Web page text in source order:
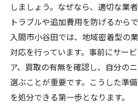
しましょう。なぜなら、適切な業
トラブルや追加費用を防げるから
入間市小谷田では、地域密着型の
対応を行っています。事前にサー
ア、買取の有無を確認し、自分の
選ぶことが重要です。こうした準
を処分できる第一歩となります。